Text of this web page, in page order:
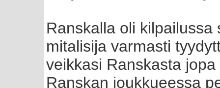
Ranskalla oli
mitalisija varmasti
veikkasi Ranskasta
Ranskan joukkueessa